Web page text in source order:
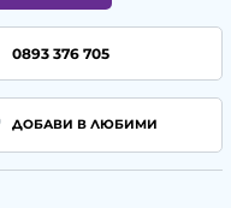
0893 376 705
ДОБАВИ В ЛЮБИМИ